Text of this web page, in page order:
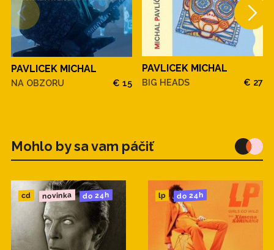
PAVLICEK MICHAL
NA OBZORU € 15
PAVLICEK MICHAL
BIG HEADS € 27
Mohlo by sa vam páčiť
cd novinka do 24h lp do 24h